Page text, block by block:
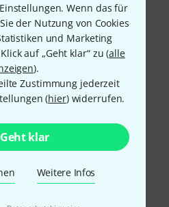
Wenn das für
der Nutzung von Cookies
und Marketing
auf „Geht klar“ zu (alle
).
Zustimmung jederzeit
(hier) widerrufen.
Geht klar
Weitere Infos
sicher per Nachnahme,
Klarna Sofort bezahlen